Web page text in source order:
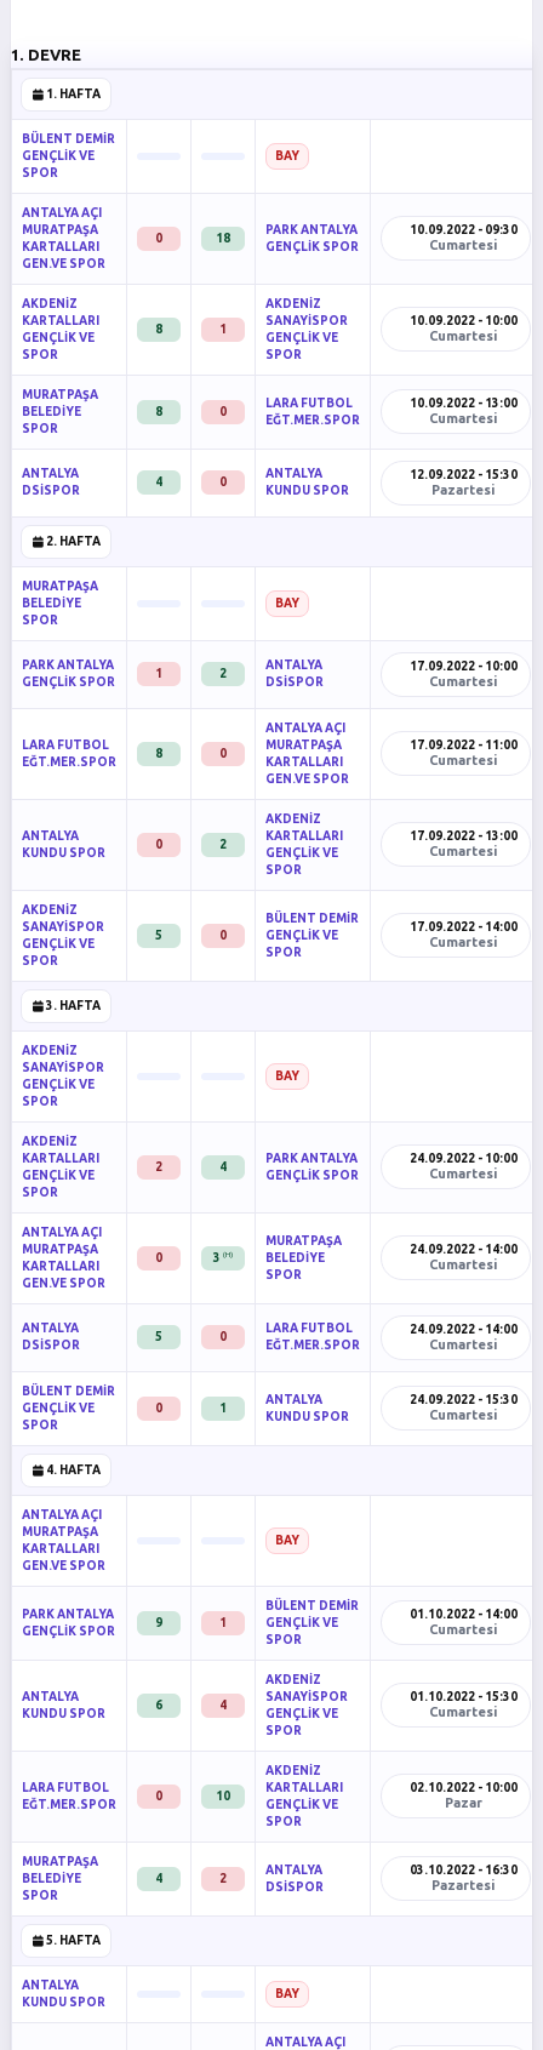
1. DEVRE
1. HAFTA
BÜLENT DEMİR
GENÇLİK VE
SPOR
BAY
ANTALYA AÇI
MURATPAŞA
KARTALLARI
GEN.VE SPOR
0 18
PARK ANTALYA
GENÇLİK SPOR
10.09.2022 - 09:30
Cumartesi
AKDENİZ
KARTALLARI
GENÇLİK VE
SPOR
8 1
AKDENİZ
SANAYİSPOR
GENÇLİK VE
SPOR
10.09.2022 - 10:00
Cumartesi
MURATPAŞA
BELEDİYE
SPOR
8 0
LARA FUTBOL
EĞT.MER.SPOR
10.09.2022 - 13:00
Cumartesi
ANTALYA
DSİSPOR
4 0
ANTALYA
KUNDU SPOR
12.09.2022 - 15:30
Pazartesi
2. HAFTA
MURATPAŞA
BELEDİYE
SPOR
BAY
PARK ANTALYA
GENÇLİK SPOR
1 2
ANTALYA
DSİSPOR
17.09.2022 - 10:00
Cumartesi
LARA FUTBOL
EĞT.MER.SPOR
8 0
ANTALYA AÇI
MURATPAŞA
KARTALLARI
GEN.VE SPOR
17.09.2022 - 11:00
Cumartesi
ANTALYA
KUNDU SPOR
0 2
AKDENİZ
KARTALLARI
GENÇLİK VE
SPOR
17.09.2022 - 13:00
Cumartesi
AKDENİZ
SANAYİSPOR
GENÇLİK VE
SPOR
5 0
BÜLENT DEMİR
GENÇLİK VE
SPOR
17.09.2022 - 14:00
Cumartesi
3. HAFTA
AKDENİZ
SANAYİSPOR
GENÇLİK VE
SPOR
BAY
AKDENİZ
KARTALLARI
GENÇLİK VE
SPOR
2 4
PARK ANTALYA
GENÇLİK SPOR
24.09.2022 - 10:00
Cumartesi
ANTALYA AÇI
MURATPAŞA
KARTALLARI
GEN.VE SPOR
0 3 (H)
MURATPAŞA
BELEDİYE
SPOR
24.09.2022 - 14:00
Cumartesi
ANTALYA
DSİSPOR
5 0
LARA FUTBOL
EĞT.MER.SPOR
24.09.2022 - 14:00
Cumartesi
BÜLENT DEMİR
GENÇLİK VE
SPOR
0 1
ANTALYA
KUNDU SPOR
24.09.2022 - 15:30
Cumartesi
4. HAFTA
ANTALYA AÇI
MURATPAŞA
KARTALLARI
GEN.VE SPOR
BAY
PARK ANTALYA
GENÇLİK SPOR
9 1
BÜLENT DEMİR
GENÇLİK VE
SPOR
01.10.2022 - 14:00
Cumartesi
ANTALYA
KUNDU SPOR
6 4
AKDENİZ
SANAYİSPOR
GENÇLİK VE
SPOR
01.10.2022 - 15:30
Cumartesi
LARA FUTBOL
EĞT.MER.SPOR
0 10
AKDENİZ
KARTALLARI
GENÇLİK VE
SPOR
02.10.2022 - 10:00
Pazar
MURATPAŞA
BELEDİYE
SPOR
4 2
ANTALYA
DSİSPOR
03.10.2022 - 16:30
Pazartesi
5. HAFTA
ANTALYA
KUNDU SPOR
BAY
ANTALYA AÇI